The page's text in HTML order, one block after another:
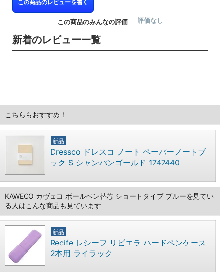
この商品のレビューを書く
この商品のみんなの評価 評価なし
新着のレビュー一覧
こちらもおすすめ！
新品
Dressco ドレスコ ノート ペーパーノートブ
ック S シャンパンゴールド 1747440
KAWECO カヴェコ ボールペン替芯 ショートタイプ ブルーを見てい
る人はこんな商品も見ています
新品
Recife レシーフ リビエラ ハードペンケース
2本用 ライラック